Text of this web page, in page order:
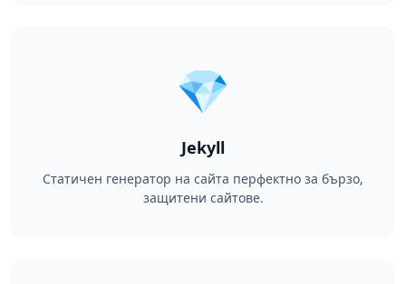
💎
Jekyll
Статичен генератор на сайта перфектно за бързо,
защитени сайтове.